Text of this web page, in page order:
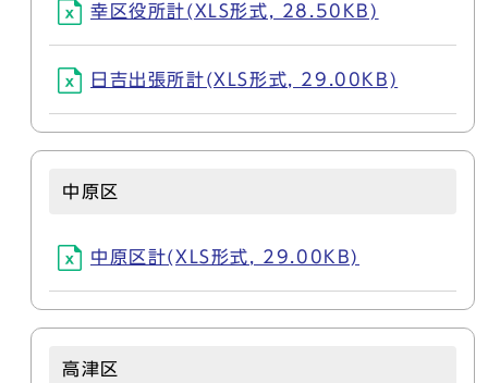
幸区役所計(XLS形式, 28.50KB)
日吉出張所計(XLS形式, 29.00KB)
中原区
中原区計(XLS形式, 29.00KB)
高津区